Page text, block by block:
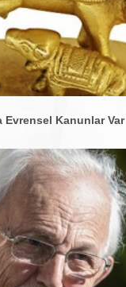
Evrensel Kanunlar Var